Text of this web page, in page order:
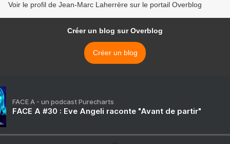
Voir le profil de Jean-Marc Laherrère sur le portail Overblog
Créer un blog sur Overblog
Créer un blog
FACE A - un podcast Purecharts
FACE A #30 : Eve Angeli raconte "Avant de partir"